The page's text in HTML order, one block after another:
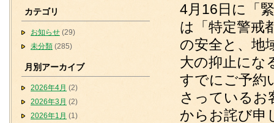
カテゴリ
お知らせ (29)
未分類 (285)
月別アーカイブ
2026年4月 (2)
2026年3月 (2)
2026年1月 (1)
4月16日に「
は「特定警戒
の安全と、地
大の抑止にな
すでにご予約
さっているお
からお詫び申